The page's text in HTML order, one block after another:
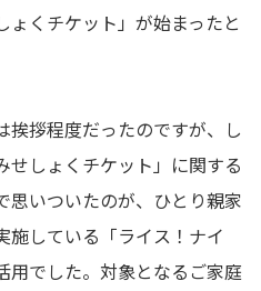
くチケット」が始まったと
挨拶程度だったのですが、し
せしょくチケット」に関する
思いついたのが、ひとり親家
施している「ライス！ナイ
用でした。対象となるご家庭